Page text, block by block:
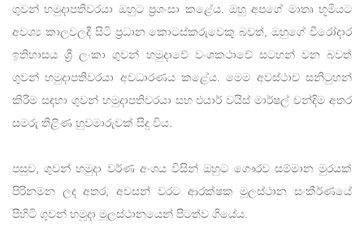
ගුවන් හමුදාපතිවරයා ඔහුට ප්‍රශංසා කළේය. ඔහු අපගේ මාතෘ භූමියට
අවශ්‍ය කාලවලදී සිටි ප්‍රධාන කොටස්කරුවෙකු බවත්, ඔහුගේ වීරෝදාර
ඉතිහාසය ශ්‍රී ලංකා ගුවන් හමුදාවේ වංශකථාවේ සටහන් වන බවත්
ගුවන් හමුදාපතිවරයා අවධාරණය කළේය. මෙම අවස්ථාව සනිටුහන්
කිරීම සඳහා ගුවන් හමුදාපතිවරයා සහ එයාර් වයිස් මාර්ෂල් චන්දිම අතර
සමරු තිළිණ හුවමාරුවක් සිදු විය.
පසුව, ගුවන් හමුදා වර්ණ අංශය විසින් ඔහුට ගෞරව සම්මාන මුරයක්
පිරිනමන ලද අතර, අවසන් වරට ආරක්ෂක මූලස්ථාන සංකීර්ණයේ
පිහිටි ගුවන් හමුදා මූලස්ථානයෙන් පිටත්ව ගියේය.